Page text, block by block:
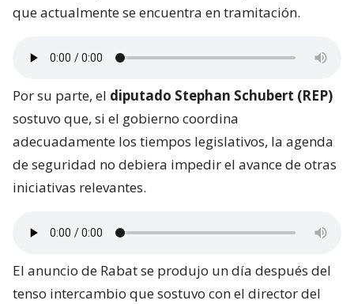
que actualmente se encuentra en tramitación.
Por su parte, el diputado Stephan Schubert (REP)
sostuvo que, si el gobierno coordina
adecuadamente los tiempos legislativos, la agenda
de seguridad no debiera impedir el avance de otras
iniciativas relevantes.
El anuncio de Rabat se produjo un día después del
tenso intercambio que sostuvo con el director del